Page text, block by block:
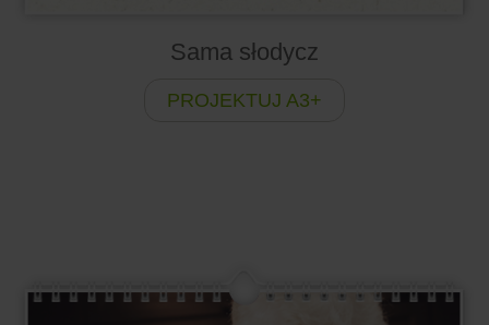
Sama słodycz
PROJEKTUJ A3+